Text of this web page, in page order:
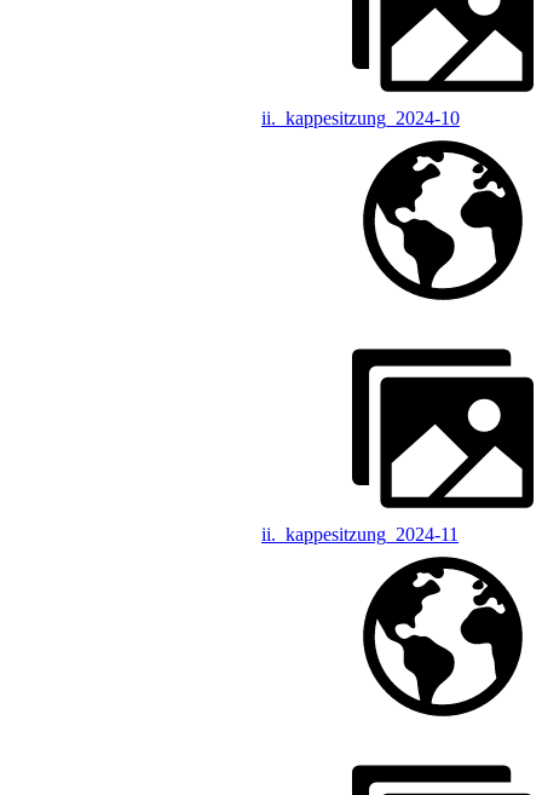
ii._kappesitzung_2024-10
ii._kappesitzung_2024-11